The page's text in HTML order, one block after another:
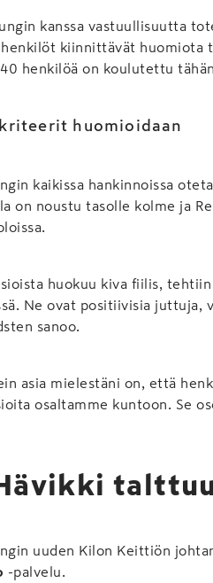
kanssa vastuullisuutta
kiinnittävät huomiota
henkilöä on koulutettu
huomioidaan
kaikissa hankinnoissa
on noustu tasolle kolme ja
huokuu kiva fiilis,
Ne ovat positiivisia
sanoo.
asia mielestäni on, että
osaltamme kuntoon. Se
uuden Kilon Keittiön
-palvelu.